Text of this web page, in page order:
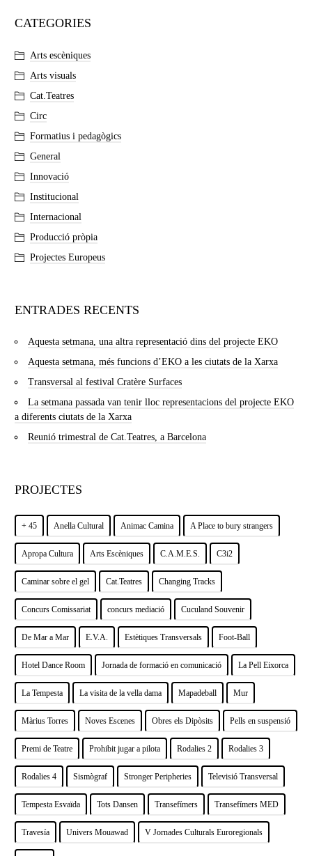
CATEGORIES
Arts escèniques
Arts visuals
Cat.Teatres
Circ
Formatius i pedagògics
General
Innovació
Institucional
Internacional
Producció pròpia
Projectes Europeus
ENTRADES RECENTS
Aquesta setmana, una altra representació dins del projecte EKO
Aquesta setmana, més funcions d’EKO a les ciutats de la Xarxa
Transversal al festival Cratère Surfaces
La setmana passada van tenir lloc representacions del projecte EKO
a diferents ciutats de la Xarxa
Reunió trimestral de Cat.Teatres, a Barcelona
PROJECTES
+ 45 Anella Cultural Animac Camina A Place to bury strangers
Apropa Cultura Arts Escèniques C.A.M.E.S. C3i2
Caminar sobre el gel Cat.Teatres Changing Tracks
Concurs Comissariat concurs mediació Cuculand Souvenir
De Mar a Mar E.V.A. Estètiques Transversals Foot-Ball
Hotel Dance Room Jornada de formació en comunicació La Pell Eixorca
La Tempesta La visita de la vella dama Mapadeball Mur
Màrius Torres Noves Escenes Obres els Dipòsits Pells en suspensió
Premi de Teatre Prohibit jugar a pilota Rodalies 2 Rodalies 3
Rodalies 4 Sismògraf Stronger Peripheries Televisió Transversal
Tempesta Esvaïda Tots Dansen Transefímers Transefímers MED
Travesía Univers Mouawad V Jornades Culturals Euroregionals